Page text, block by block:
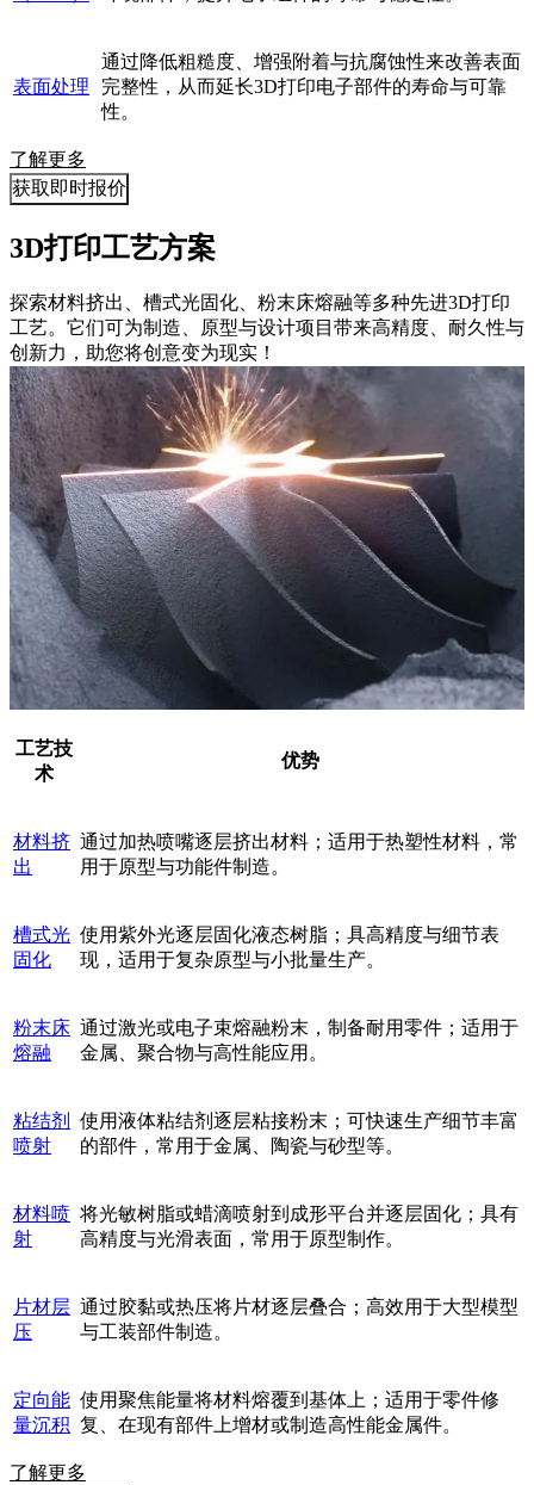
表面处理
通过降低粗糙度、增强附着与抗腐蚀性来改善表面
完整性，从而延长3D打印电子部件的寿命与可靠
性。
了解更多
获取即时报价
3D打印工艺方案
探索材料挤出、槽式光固化、粉末床熔融等多种先进3D打印
工艺。它们可为制造、原型与设计项目带来高精度、耐久性与
创新力，助您将创意变为现实！
工艺技
术
优势
材料挤
出
通过加热喷嘴逐层挤出材料；适用于热塑性材料，常
用于原型与功能件制造。
槽式光
固化
使用紫外光逐层固化液态树脂；具高精度与细节表
现，适用于复杂原型与小批量生产。
粉末床
熔融
通过激光或电子束熔融粉末，制备耐用零件；适用于
金属、聚合物与高性能应用。
粘结剂
喷射
使用液体粘结剂逐层粘接粉末；可快速生产细节丰富
的部件，常用于金属、陶瓷与砂型等。
材料喷
射
将光敏树脂或蜡滴喷射到成形平台并逐层固化；具有
高精度与光滑表面，常用于原型制作。
片材层
压
通过胶黏或热压将片材逐层叠合；高效用于大型模型
与工装部件制造。
定向能
量沉积
使用聚焦能量将材料熔覆到基体上；适用于零件修
复、在现有部件上增材或制造高性能金属件。
了解更多